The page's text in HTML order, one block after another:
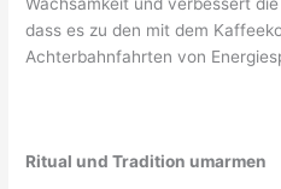
dass es zu den mit dem
Achterbahnfahrten von
Ritual und Tradition umarmen